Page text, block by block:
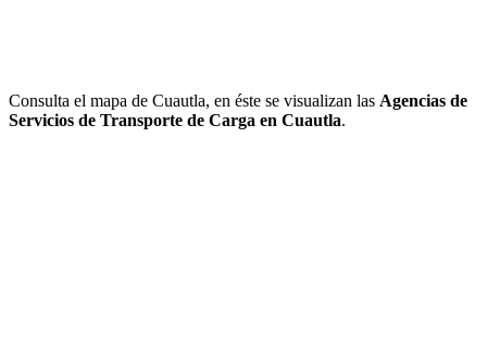
Consulta el mapa de Cuautla, en éste se visualizan las Agencias de
Servicios de Transporte de Carga en Cuautla.